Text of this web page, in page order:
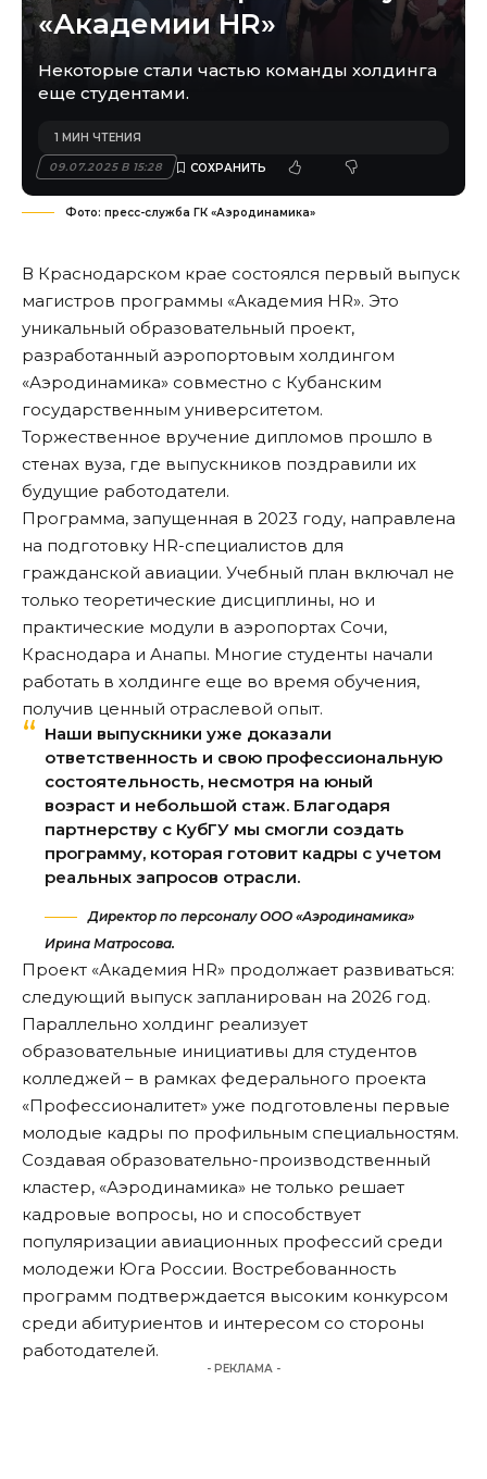
«Академии HR»
Некоторые стали частью команды холдинга
еще студентами.
09.07.2025 В 15:28
1 МИН ЧТЕНИЯ
Фото: пресс-служба ГК «Аэродинамика»
В Краснодарском крае состоялся первый выпуск
магистров программы «Академия HR». Это
уникальный образовательный проект,
разработанный аэропортовым холдингом
«Аэродинамика» совместно с Кубанским
государственным университетом.
Торжественное вручение дипломов прошло в
стенах вуза, где выпускников поздравили их
будущие работодатели.
Программа, запущенная в 2023 году, направлена
на подготовку HR-специалистов для
гражданской авиации. Учебный план включал не
только теоретические дисциплины, но и
практические модули в аэропортах Сочи,
Краснодара и Анапы. Многие студенты начали
работать в холдинге еще во время обучения,
получив ценный отраслевой опыт.
Наши выпускники уже доказали
ответственность и свою профессиональную
состоятельность, несмотря на юный
возраст и небольшой стаж. Благодаря
партнерству с КубГУ мы смогли создать
программу, которая готовит кадры с учетом
реальных запросов отрасли.
Директор по персоналу ООО «Аэродинамика»
Ирина Матросова.
Проект «Академия HR» продолжает развиваться:
следующий выпуск запланирован на 2026 год.
Параллельно холдинг реализует
образовательные инициативы для студентов
колледжей – в рамках федерального проекта
«Профессионалитет» уже подготовлены первые
молодые кадры по профильным специальностям.
Создавая образовательно-производственный
кластер, «Аэродинамика» не только решает
кадровые вопросы, но и способствует
популяризации авиационных профессий среди
молодежи Юга России. Востребованность
программ подтверждается высоким конкурсом
среди абитуриентов и интересом со стороны
работодателей.
- РЕКЛАМА -